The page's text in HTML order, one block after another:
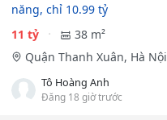
năng, chỉ 10.99 tỷ
11 tỷ
38 m²
Quận Thanh Xuân, Hà Nội
Tô Hoàng Anh
Đăng 18 giờ trước